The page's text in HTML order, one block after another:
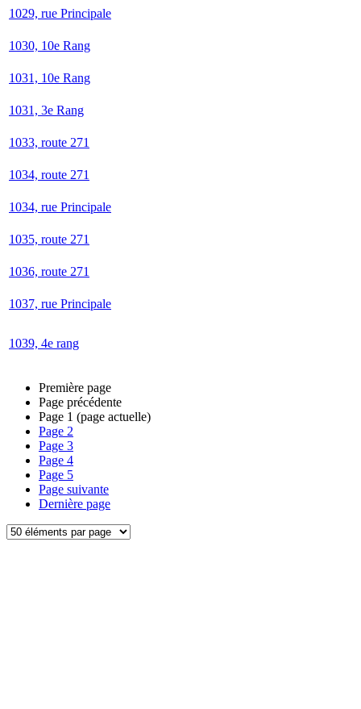
1029, rue Principale
1030, 10e Rang
1031, 10e Rang
1031, 3e Rang
1033, route 271
1034, route 271
1034, rue Principale
1035, route 271
1036, route 271
1037, rue Principale
1039, 4e rang
Première page
Page précédente
Page 1 (page actuelle)
Page 2
Page 3
Page 4
Page 5
Page suivante
Dernière page